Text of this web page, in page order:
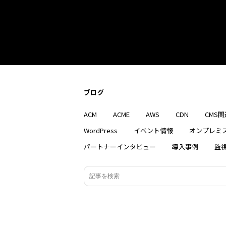
ブログ
ACM ACME AWS CDN CMS
WordPress
イベント情報 オンプレミ
パートナーインタビュー
導入事例 監